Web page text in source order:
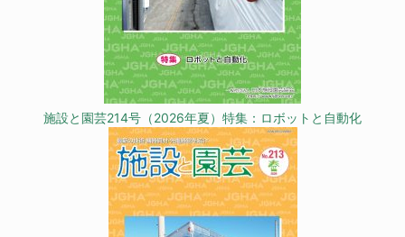
施設と園芸214号（2026年夏）特集：ロボットと自動化